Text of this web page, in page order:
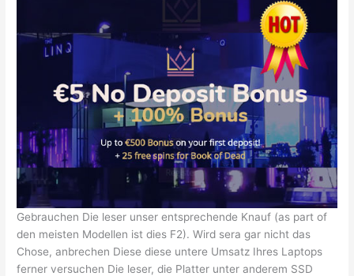
Gebrauchen Die leser unser entsprechende Knauf (as part of
den meisten Modellen ist dies F2). Wird sera gar nicht das
Chose, anbrechen Diese diese untere Umsatz Ihres Laptops
ferner versuchen Die leser, die Platter unter anderem SSD